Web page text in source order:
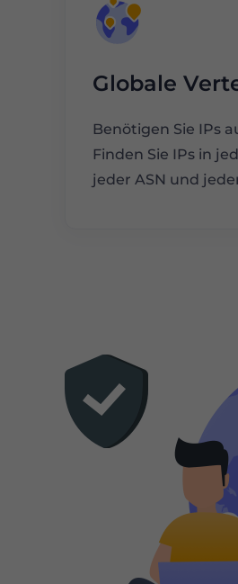
Globale
Benötigen Sie IPs
Finden Sie IPs in
jeder ASN und